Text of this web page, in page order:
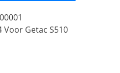
Voor Getac S510